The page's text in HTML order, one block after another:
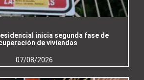
inicia segunda fase de
de viviendas
07/08/2026